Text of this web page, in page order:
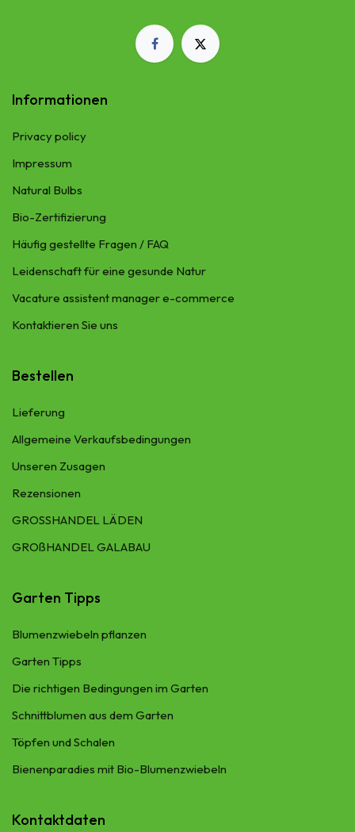
Informationen
Privacy policy
Impressum
Natural Bulbs
Bio-Zertifizierung
Häufig gestellte Fragen / FAQ
Leidenschaft für eine gesunde Natur
Vacature assistent manager e-commerce
Kontaktieren Sie uns
Bestellen
Lieferung​
Allgemeine Verkaufsbedingungen
Unseren Zusagen
Rezensionen
GROSSHANDEL LÄDEN
GROßHANDEL GALABAU
Garten Tipps
Blumenzwiebeln pflanzen
Garten Tipps
Die richtigen Bedingungen im Garten
Schnittblumen aus dem Garten
Töpfen und Schalen
Bienenparadies mit Bio-Blumenzwiebeln
Kontaktdaten